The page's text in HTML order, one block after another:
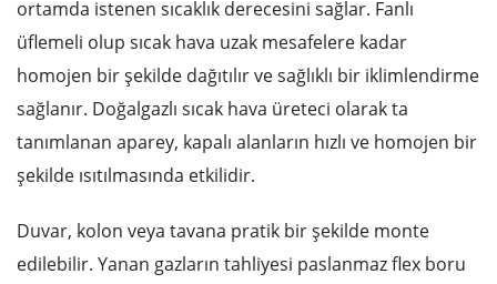
ortamda istenen sıcaklık derecesini sağlar. Fanlı
üflemeli olup sıcak hava uzak mesafelere kadar
homojen bir şekilde dağıtılır ve sağlıklı bir iklimlendirme
sağlanır. Doğalgazlı sıcak hava üreteci olarak ta
tanımlanan aparey, kapalı alanların hızlı ve homojen bir
şekilde ısıtılmasında etkilidir.
Duvar, kolon veya tavana pratik bir şekilde monte
edilebilir. Yanan gazların tahliyesi paslanmaz flex boru